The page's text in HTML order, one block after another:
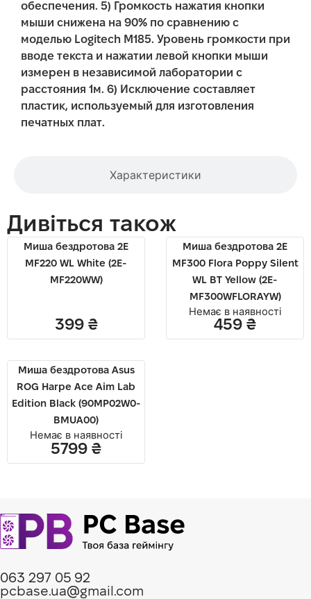
Характеристики
обеспечения. 5) Громкость нажатия кнопки
мыши снижена на 90% по сравнению с
моделью Logitech M185. Уровень громкости при
вводе текста и нажатии левой кнопки мыши
измерен в независимой лаборатории с
расстояния 1м. 6) Исключение составляет
пластик, используемый для изготовления
печатных плат.
Дивіться також
Миша бездротова 2E
MF220 WL White (2E-
MF220WW)
399 ₴
Миша бездротова 2E
MF300 Flora Poppy Silent
WL BT Yellow (2E-
MF300WFLORAYW)
Немає в наявності
459 ₴
Миша бездротова Asus
ROG Harpe Ace Aim Lab
Edition Black (90MP02W0-
BMUA00)
Немає в наявності
5799 ₴
063 297 05 92
pcbase.ua@gmail.com